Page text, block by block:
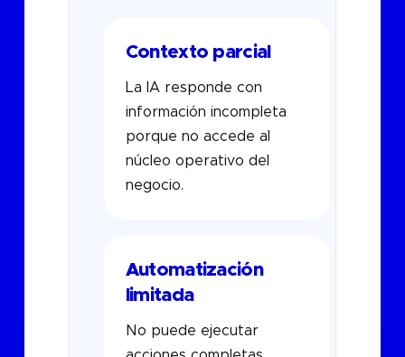
Contexto parcial
La IA responde con
información incompleta
porque no accede al
núcleo operativo del
negocio.
Automatización
limitada
No puede ejecutar